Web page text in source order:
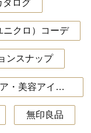
タログ
ニクロ）コーデ
ンスナップ
40代におすすめの化粧品・スキンケア・美容アイテム
無印良品